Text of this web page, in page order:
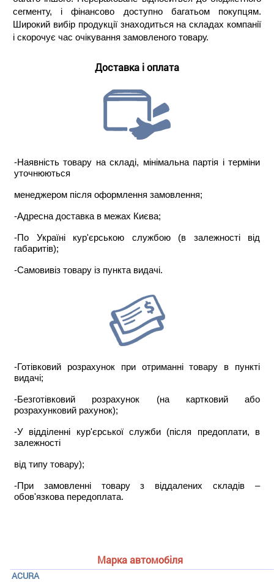
Марка автомобіля
ACURA
сегменту, і фінансово доступно багатьом покупцям.
Широкий вибір продукції знаходиться на складах компанії
і скорочує час очікування замовленого товару.
Доставка і оплата
-Наявність товару на складі, мінімальна партія і терміни
уточнюються
менеджером після оформлення замовлення;
-Адресна доставка в межах Києва;
-По Україні кур'єрською службою (в залежності від
габаритів);
-Самовивіз товару із пункта видачі.
-Готівковий розрахунок при отриманні товару в пункті
видачі;
-Безготівковий розрахунок (на картковий або
розрахунковий рахунок);
-У відділенні кур'єрської служби (після предоплати, в
залежності
від типу товару);
-При замовленні товару з віддалених складів –
обов'язкова передоплата.